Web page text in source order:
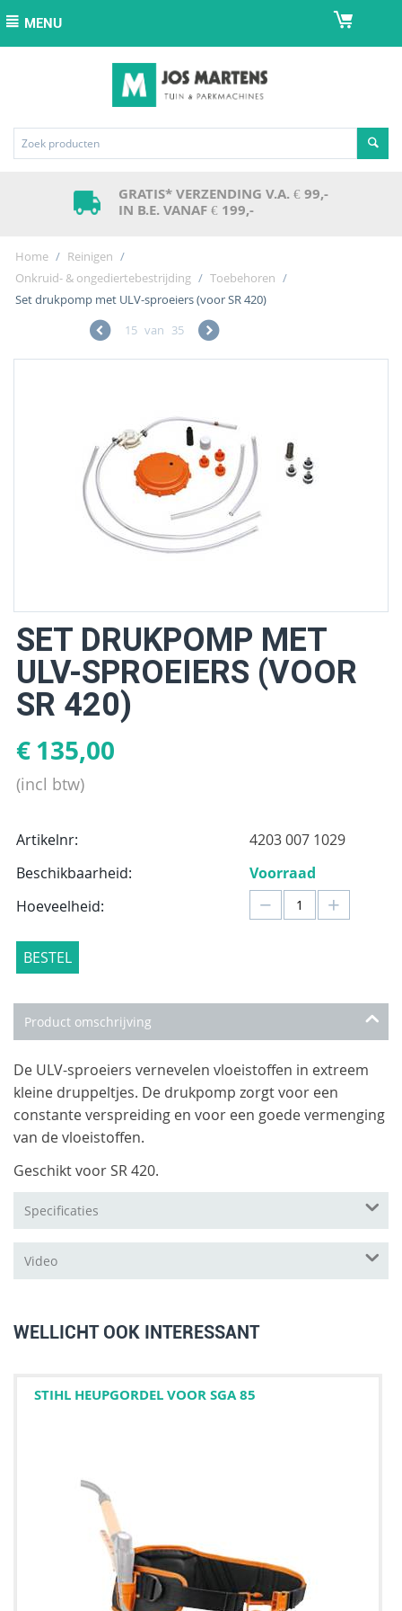
MENU
GRATIS* VERZENDING V.A. € 99,-
IN B.E. VANAF € 199,-
Home / Reinigen /
Onkruid- & ongediertebestrijding / Toebehoren /
Set drukpomp met ULV-sproeiers (voor SR 420)
15 van 35
SET DRUKPOMP MET
ULV-SPROEIERS (VOOR
SR 420)
€135,00
(incl btw)
Artikelnr:
4203 007 1029
Beschikbaarheid:
Voorraad
Hoeveelheid:
+
−
BESTEL
Product omschrijving
De ULV-sproeiers vernevelen vloeistoffen in extreem
kleine druppeltjes. De drukpomp zorgt voor een
constante verspreiding en voor een goede vermenging
van de vloeistoffen.
Geschikt voor SR 420.
Specificaties
Video
WELLICHT OOK INTERESSANT
STIHL HEUPGORDEL VOOR SGA 85